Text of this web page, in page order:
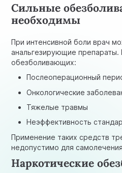
Сильные
необходимы
При интенсивной боли врач
анальгезирующие препараты.
обезболивающих:
Послеоперационный
Онкологические
Тяжелые травмы
Неэффективность
Применение таких средств
недопустимо для
Наркотические